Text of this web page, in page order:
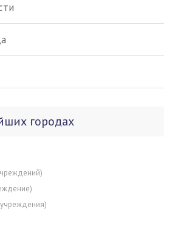
городах